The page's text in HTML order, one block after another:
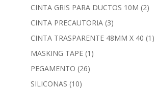
CINTA GRIS PARA DUCTOS 10M (2)
CINTA PRECAUTORIA (3)
CINTA TRASPARENTE 48MM X 40 (1)
MASKING TAPE (1)
PEGAMENTO (26)
SILICONAS (10)